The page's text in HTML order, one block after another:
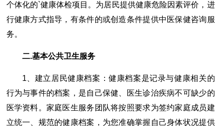
个体化的`健康体检项目。为居民提供健康危险因素评价，进
行健康方式指导，有条件的或创造条件提供中医保健咨询服
务。
二.基本公共卫生服务
1、建立居民健康档案：健康档案是记录与健康相关的
行为与事件的档案，是自己保健、医生诊治疾病不可缺少的
医学资料。家庭医生服务团队将按照要求为签约家庭成员建
立统一、规范的健康档案，为您准确掌握自己身体状况提供